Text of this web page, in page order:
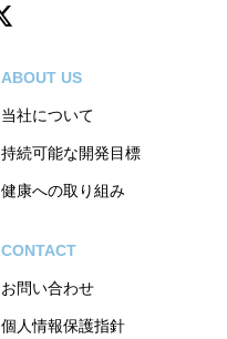
ABOUT US
当社について
持続可能な開発目標
健康への取り組み
CONTACT
お問い合わせ
個人情報保護指針